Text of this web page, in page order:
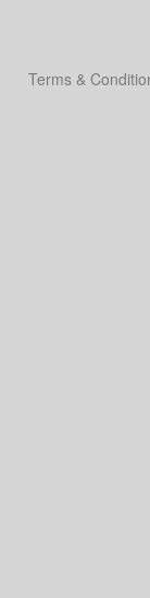
Terms &